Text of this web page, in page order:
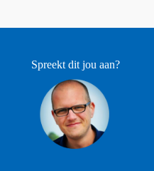
Spreekt dit jou aan?